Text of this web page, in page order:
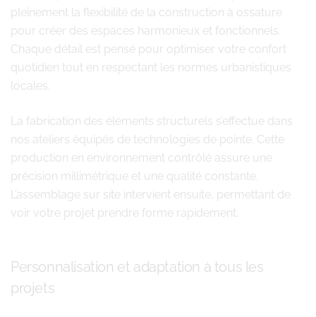
pleinement la flexibilité de la construction à ossature
pour créer des espaces harmonieux et fonctionnels.
Chaque détail est pensé pour optimiser votre confort
quotidien tout en respectant les normes urbanistiques
locales.
La fabrication des éléments structurels s’effectue dans
nos ateliers équipés de technologies de pointe. Cette
production en environnement contrôlé assure une
précision millimétrique et une qualité constante.
L’assemblage sur site intervient ensuite, permettant de
voir votre projet prendre forme rapidement.
Personnalisation et adaptation à tous les
projets